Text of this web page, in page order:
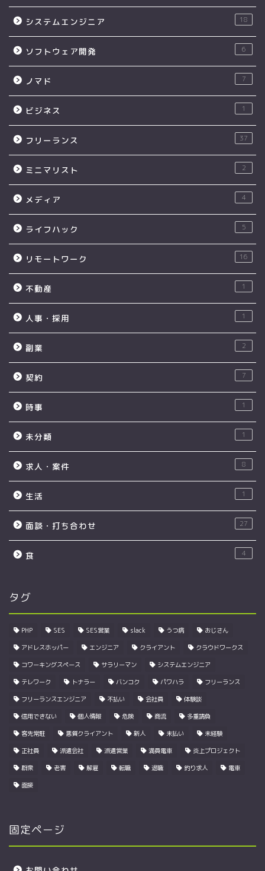
システムエンジニア 18
ソフトウェア開発 6
ノマド 7
ビジネス 1
フリーランス 37
ミニマリスト 2
メディア 4
ライフハック 5
リモートワーク 16
不動産 1
人事・採用 1
副業 2
契約 7
時事 1
未分類 1
求人・案件 8
生活 1
面談・打ち合わせ 27
食 4
タグ
PHP SES SES営業 slack うつ病 おじさん
アドレスホッパー エンジニア クライアント クラウドワークス
コワーキングスペース サラリーマン システムエンジニア
テレワーク トナラー バンコク パワハラ フリーランス
フリーランスエンジニア 不払い 会社員 体験談
信用できない 個人情報 危険 商流 多重請負
客先常駐 悪質クライアント 新人 未払い 未経験
正社員 派遣会社 派遣営業 満員電車 炎上プロジェクト
群衆 老害 解雇 転職 退職 釣り求人 電車
面接
固定ページ